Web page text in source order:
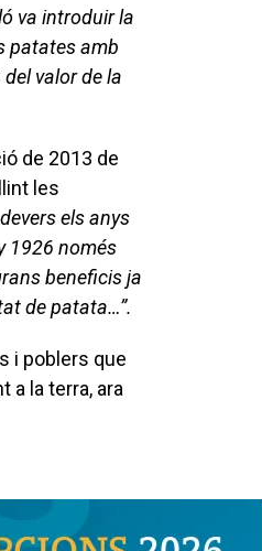
va introduir la
patates amb
valor de la
de 2013 de
les
els anys
1926 només
beneficis ja
de patata…”.
i poblers que
a la terra, ara